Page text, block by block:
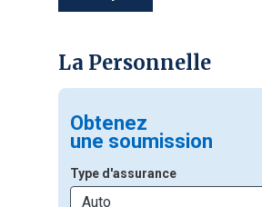
La Personnelle